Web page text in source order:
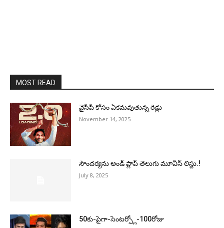
MOST READ
వైసీపీ కోసం ఏక‌మ‌వుతున్న రెడ్లు
November 14, 2025
సౌందర్యను అండ్‌ ప్లాప్‌ తెలుగు మూవీస్‌ లిస్టు.!
July 8, 2025
50కు-పైగా-సెంటర్స్లో-100రోజు